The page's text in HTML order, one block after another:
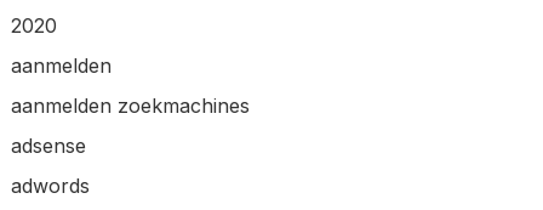
2020
aanmelden
aanmelden zoekmachines
adsense
adwords